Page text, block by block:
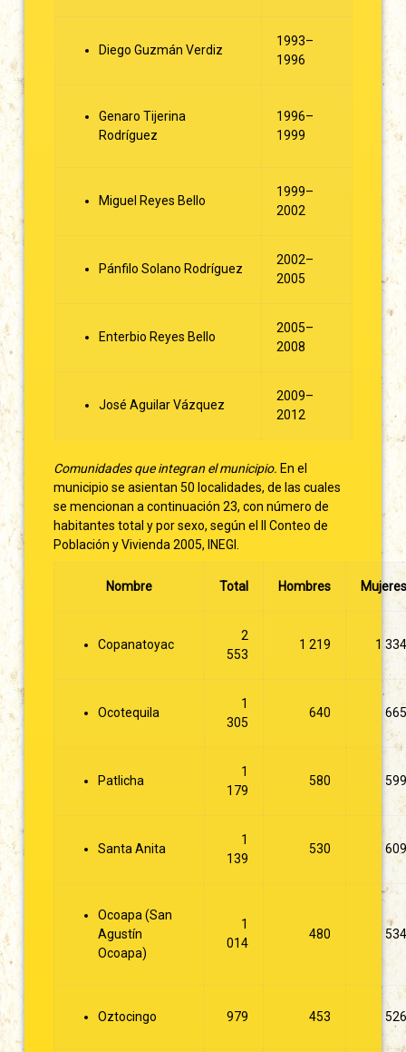
Diego Guzmán Verdiz
1993–
1996
Genaro Tijerina
Rodríguez
1996–
1999
Miguel Reyes Bello
1999–
2002
Pánfilo Solano Rodríguez
2002–
2005
Enterbio Reyes Bello
2005–
2008
José Aguilar Vázquez
2009–
2012
Comunidades que integran el municipio. En el
municipio se asientan 50 localidades, de las cuales
se mencionan a continuación 23, con número de
habitantes total y por sexo, según el II Conteo de
Población y Vivienda 2005, INEGI.
Nombre Total Hombres
Copanatoyac
2
553
1 219 1
Ocotequila
1
305
640
Patlicha
1
179
580
Santa Anita
1
139
530
Ocoapa (San
Agustín
Ocoapa)
1
014
480
Oztocingo 979 453